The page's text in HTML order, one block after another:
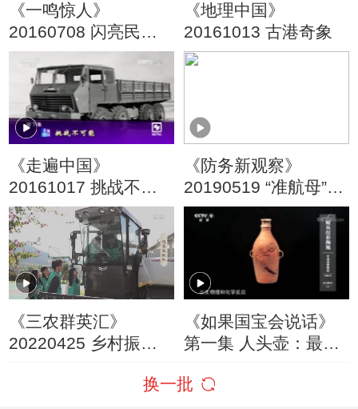
《一鸣惊人》
20160708 闪亮民营
剧团 第一季
《地理中国》
20161013 古港奇象
《走遍中国》
20161017 挑战不可
能
《防务新观察》
20190519 “准航母”远
航 造隐形战机 太空成
军 日本要干啥
《三农群英汇》
20220425 乡村振兴
《如果国宝会说话》
第一集 人头壶：最初
换一批